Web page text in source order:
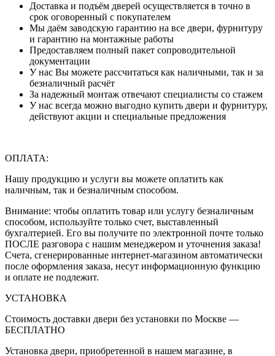
Доставка и подъём дверей осуществляется в точно в
срок оговоренный с покупателем
Мы даём заводскую гарантию на все двери, фурнитуру
и гарантию на монтажные работы
Предоставляем полный пакет сопроводительной
документации
У нас Вы можете рассчитаться как наличными, так и за
безналичный расчёт
За надежный монтаж отвечают специалисты со стажем
У нас всегда можно выгодно купить двери и фурнитуру,
действуют акции и специальные предложения
ОПЛАТА:
Нашу продукцию и услуги вы можете оплатить как
наличным, так и безналичным способом.
Внимание: чтобы оплатить товар или услугу безналичным
способом, используйте только счет, выставленный
бухгалтерией. Его вы получите по электронной почте только
ПОСЛЕ разговора с нашим менеджером и уточнения заказа!
Счета, сгенерированные интернет-магазином автоматически
после оформления заказа, несут информационную функцию
и оплате не подлежит.
УСТАНОВКА
Стоимость доставки двери без установки по Москве —
БЕСПЛАТНО
Установка двери, приобретенной в нашем магазине, в